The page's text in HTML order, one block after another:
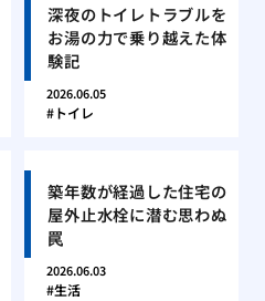
深夜のトイレトラブルを
お湯の力で乗り越えた体
験記
2026.06.05
トイレ
築年数が経過した住宅の
屋外止水栓に潜む思わぬ
罠
2026.06.03
生活